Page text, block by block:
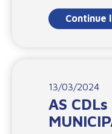
Continue
13/03/2024
AS CDLs